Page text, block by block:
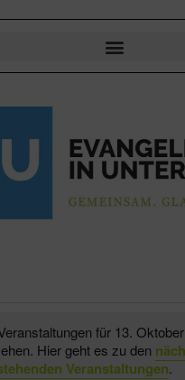
für 13.
Hier geht es zu den
Veranstaltungen.